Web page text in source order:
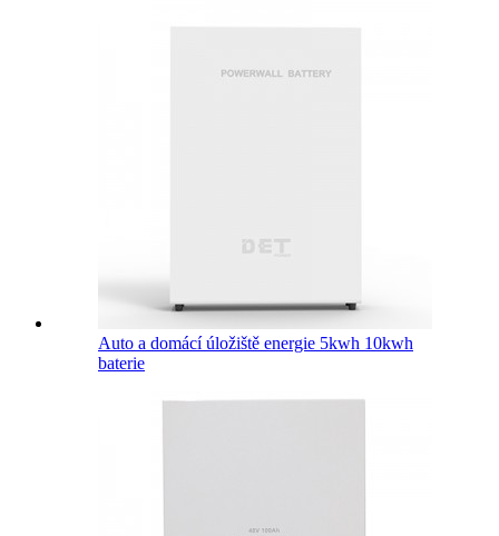
Auto a domácí úložiště energie 5kwh 10kwh
baterie